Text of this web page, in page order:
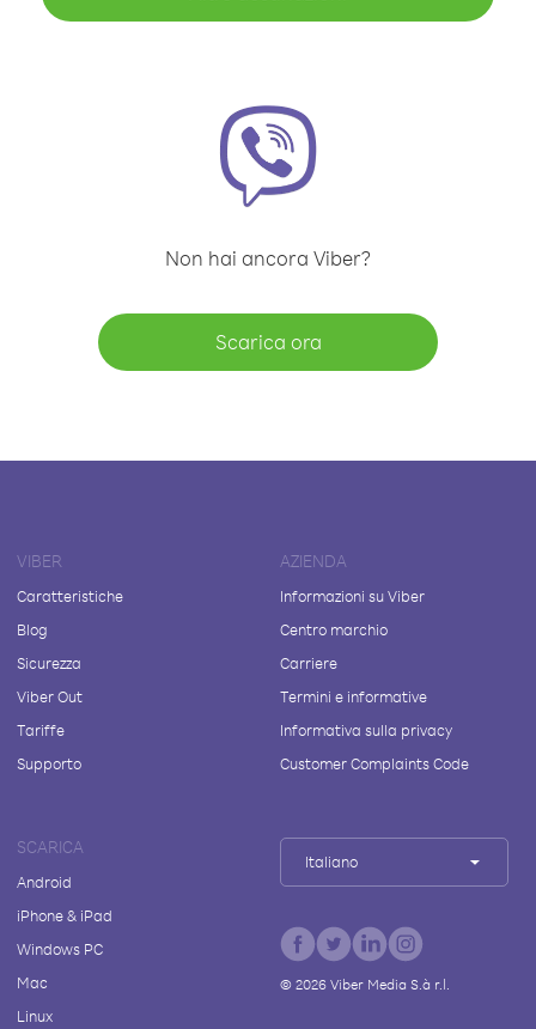
Non hai ancora Viber?
Scarica ora
VIBER
Caratteristiche
Blog
Sicurezza
Viber Out
Tariffe
Supporto
AZIENDA
Informazioni su Viber
Centro marchio
Carriere
Termini e informative
Informativa sulla privacy
Customer Complaints Code
SCARICA
Android
iPhone & iPad
Windows PC
Mac
Linux
Italiano
© 2026Viber Media S.à r.l.